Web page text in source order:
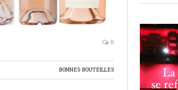
0
BONNES BOUTEILLES